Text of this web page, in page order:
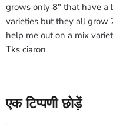
grows only 8" that have a
varieties but they all grow
help me out on a mix
Tks ciaron
एक टिप्पणी छोड़ें